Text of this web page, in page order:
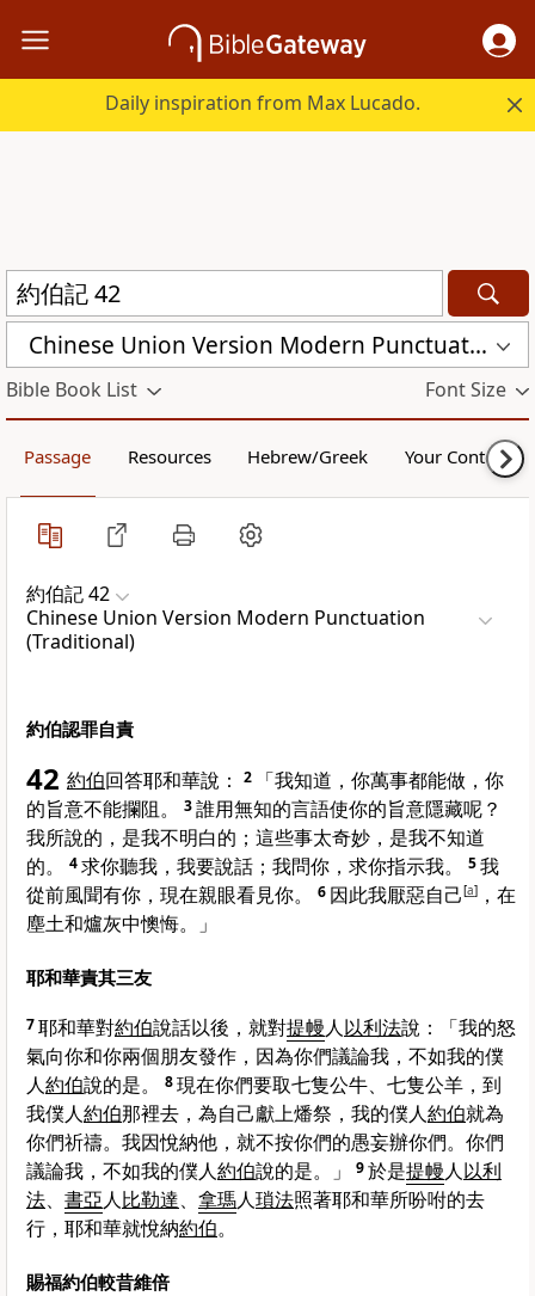
Daily inspiration from Max Lucado.
Chinese Union Version Modern Punctuation (Traditional) (CUVMPT)
Bible Book List Font Size
Passage Resources Hebrew/Greek Your Content
約伯記 42
Chinese Union Version Modern Punctuation
(Traditional)
約伯認罪自責
42 約伯回答耶和華說： 2
「我知道，你萬事都能做，你
的旨意不能攔阻。
3誰用無知的言語使你的旨意隱藏呢？
我所說的，是我不明白的；這些事太奇妙，是我不知道
的。
4求你聽我，我要說話；我問你，求你指示我。 5我
從前風聞有你，現在親眼看見你。
6 因此我厭惡自己[a] ，在
塵土和爐灰中懊悔。」
耶和華責其三友
7耶和華對約伯說話以後，就對提幔人以利法說：「我的怒
氣向你和你兩個朋友發作，因為你們議論我，不如我的僕
人約伯說的是。 8現在你們要取七隻公牛、七隻公羊，到
我僕人約伯那裡去，為自己獻上燔祭，我的僕人約伯就為
你們祈禱。我因悅納他，就不按你們的愚妄辦你們。你們
議論我，不如我的僕人約伯說的是。」 9於是提幔人以利
法、 書亞人比勒達、 拿瑪人瑣法照著耶和華所吩咐的去
行，耶和華就悅納約伯。
賜福約伯較昔維倍